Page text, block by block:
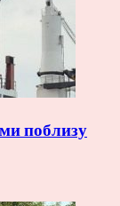
поблизу